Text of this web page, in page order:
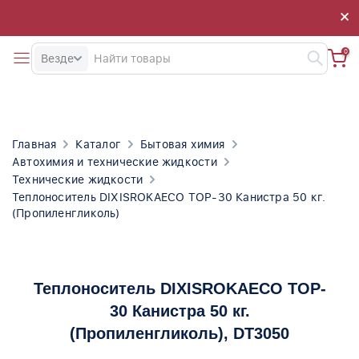
×
×
Везде
0
Главная Каталог
Бытовая химия
Автохимия и технические жидкости
Технические жидкости
Теплоноситель DIXISROKAECO TOP-30 Канистра 50 кг.
(Пропиленгликоль)
Теплоноситель DIXISROKAECO TOP-
30 Канистра 50 кг.
(Пропиленгликоль), DT3050